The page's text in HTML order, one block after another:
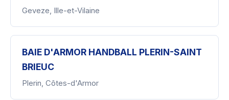
Geveze, Ille-et-Vilaine
BAIE D'ARMOR HANDBALL PLERIN-SAINT
BRIEUC
Plerin, Côtes-d'Armor